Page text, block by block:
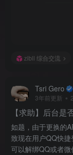
zibll 综合交流
Tsri Gero
3年前更新
【求助】后台是
如题，由于更换的
致现在用户QQ快
可以解绑QQ或者微